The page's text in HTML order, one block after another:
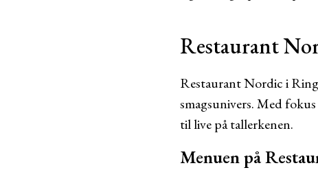
Restaurant
Restaurant Nordic i
smagsunivers. Med
til live på tallerkenen.
Menuen på